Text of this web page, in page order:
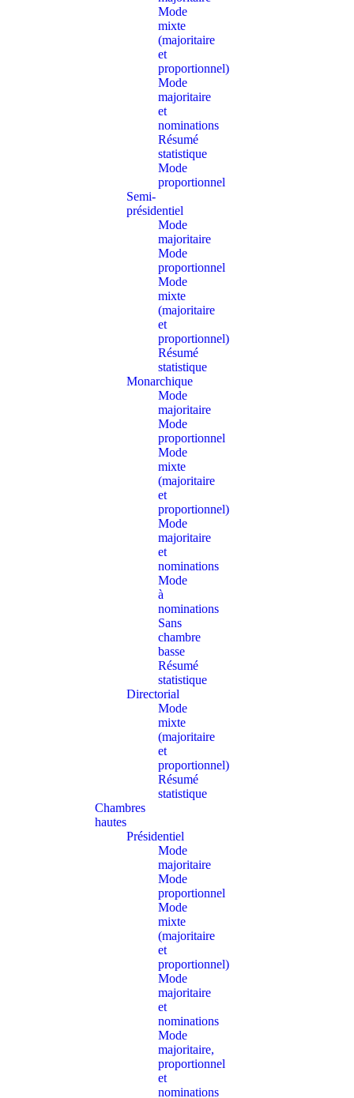
Mode
mixte
(majoritaire
et
proportionnel)
Mode
majoritaire
et
nominations
Résumé
statistique
Mode
proportionnel
Semi-
présidentiel
Mode
majoritaire
Mode
proportionnel
Mode
mixte
(majoritaire
et
proportionnel)
Résumé
statistique
Monarchique
Mode
majoritaire
Mode
proportionnel
Mode
mixte
(majoritaire
et
proportionnel)
Mode
majoritaire
et
nominations
Mode
à
nominations
Sans
chambre
basse
Résumé
statistique
Directorial
Mode
mixte
(majoritaire
et
proportionnel)
Résumé
statistique
Chambres
hautes
Présidentiel
Mode
majoritaire
Mode
proportionnel
Mode
mixte
(majoritaire
et
proportionnel)
Mode
majoritaire
et
nominations
Mode
majoritaire,
proportionnel
et
nominations